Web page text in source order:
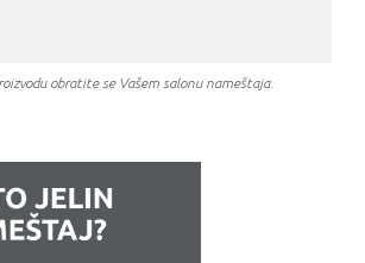
obratite se Vašem salonu nameštaja.